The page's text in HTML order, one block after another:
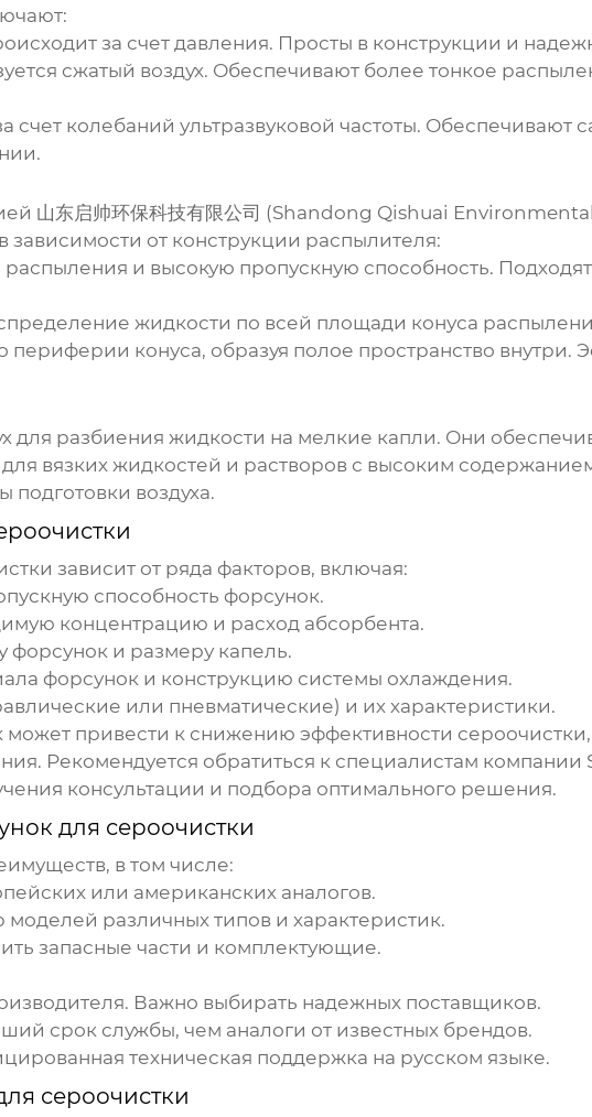
за счет давления. Просты в конструкции и
сжатый воздух. Обеспечивают более тонкое
колебаний ультразвуковой частоты. Обеспечивают
山东启帅环保科技有限公司 (Shandong Qishuai
зависимости от конструкции распылителя:
и высокую пропускную способность.
жидкости по всей площади конуса
конуса, образуя полое пространство внутри.
для разбиения жидкости на мелкие капли. Они
вязких жидкостей и растворов с высоким
воздуха.
зависит от ряда факторов, включая:
способность форсунок.
концентрацию и расход абсорбента.
и размеру капель.
форсунок и конструкцию системы охлаждения.
или пневматические) и их характеристики.
привести к снижению эффективности
Рекомендуется обратиться к специалистам компании
консультации и подбора оптимального решения.
для сероочистки
в том числе:
или американских аналогов.
различных типов и характеристик.
запасные части и комплектующие.
Важно выбирать надежных поставщиков.
срок службы, чем аналоги от известных брендов.
техническая поддержка на русском языке.
сероочистки